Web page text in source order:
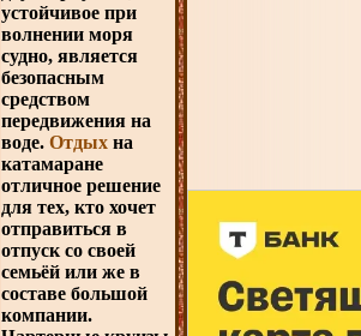
устойчивое при
волнении моря
судно, является
безопасным
средством
передвижения на
воде. Отдых на
катамаране
отличное решение
для тех, кто хочет
отправиться в
отпуск со своей
семьёй или же в
составе большой
компании.